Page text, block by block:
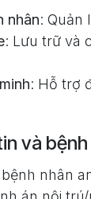
nhân: Quản
: Lưu trữ và
: Hỗ trợ
và bệnh
nhân